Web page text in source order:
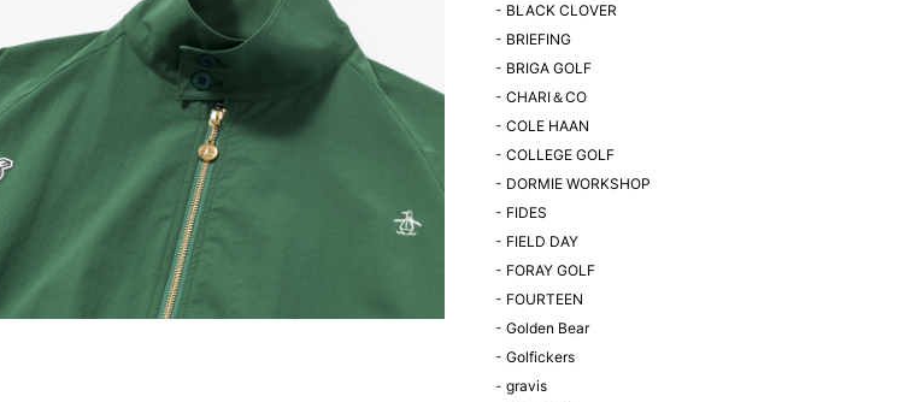
- BLACK CLOVER
- BRIEFING
- BRIGA GOLF
- CHARI＆CO
- COLE HAAN
- COLLEGE GOLF
- DORMIE WORKSHOP
- FIDES
- FIELD DAY
- FORAY GOLF
- FOURTEEN
- Golden Bear
- Golfickers
- gravis